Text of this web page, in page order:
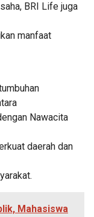
BRI Life juga
manfaat
Nawacita
daerah dan
Mahasiswa